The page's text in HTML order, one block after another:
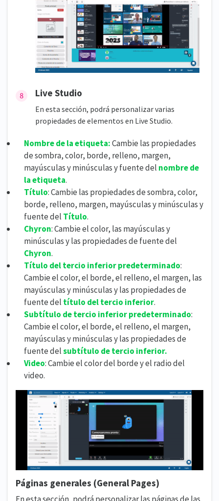
Live Studio
En esta sección, podrá personalizar varias
propiedades de elementos en Live Studio.
Nombre de la etiqueta:Cambie las propiedades
de sombra, color, borde, relleno, margen,
mayúsculas y minúsculas y fuente del nombre de
la etiqueta.
Título: Cambie las propiedades de sombra, color,
borde, relleno, margen, mayúsculas y minúsculas y
fuente del Título.
Chyron: Cambie el color, las mayúsculas y
minúsculas y las propiedades de fuente del
Chyron.
Título del tercio inferior predeterminado:
Cambie el color, el borde, el relleno, el margen, las
mayúsculas y minúsculas y las propiedades de
fuente del título del tercio inferior.
Subtítulo de tercio inferior predeterminado:
Cambie el color, el borde, el relleno, el margen,
mayúsculas y minúsculas y las propiedades de
fuente delsubtítulo de tercio inferior.
Video: Cambie el color del borde y el radio del
video.
Páginas generales (General Pages)